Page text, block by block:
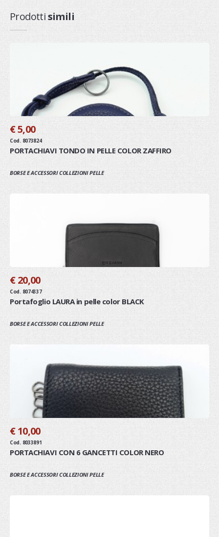
Prodottisimili
€ 5,00
Cod. 8073824
PORTACHIAVI TONDO IN PELLE COLOR ZAFFIRO
BORSE E ACCESSORI COLLEZIONI PELLE
€ 20,00
Cod. 8074337
Portafoglio LAURA in pelle color BLACK
BORSE E ACCESSORI COLLEZIONI PELLE
€ 10,00
Cod. 8033891
PORTACHIAVI CON 6 GANCETTI COLOR NERO
BORSE E ACCESSORI COLLEZIONI PELLE